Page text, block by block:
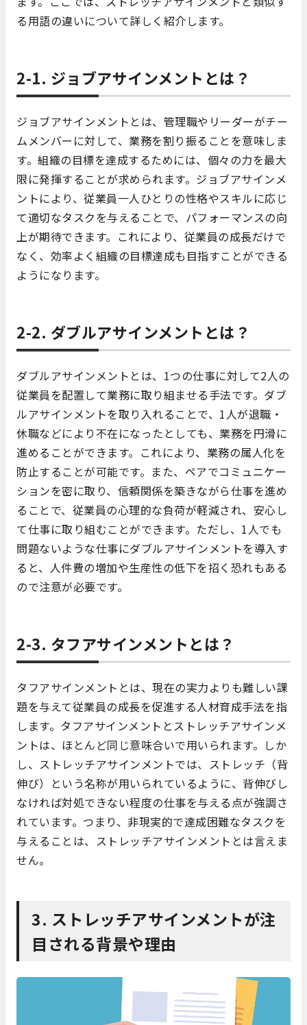
る用語の違いについて詳しく紹介します。
2-1. ジョブアサインメントとは？
ジョブアサインメントとは、管理職やリーダーがチー
ムメンバーに対して、業務を割り振ることを意味しま
す。組織の目標を達成するためには、個々の力を最大
限に発揮することが求められます。ジョブアサインメ
ントにより、従業員一人ひとりの性格やスキルに応じ
て適切なタスクを与えることで、パフォーマンスの向
上が期待できます。これにより、従業員の成長だけで
なく、効率よく組織の目標達成も目指すことができる
ようになります。
2-2. ダブルアサインメントとは？
ダブルアサインメントとは、1つの仕事に対して2人の
従業員を配置して業務に取り組ませる手法です。ダブ
ルアサインメントを取り入れることで、1人が退職・
休職などにより不在になったとしても、業務を円滑に
進めることができます。これにより、業務の属人化を
防止することが可能です。また、ペアでコミュニケー
ションを密に取り、信頼関係を築きながら仕事を進め
ることで、従業員の心理的な負荷が軽減され、安心し
て仕事に取り組むことができます。ただし、1人でも
問題ないような仕事にダブルアサインメントを導入す
ると、人件費の増加や生産性の低下を招く恐れもある
ので注意が必要です。
2-3. タフアサインメントとは？
タフアサインメントとは、現在の実力よりも難しい課
題を与えて従業員の成長を促進する人材育成手法を指
します。タフアサインメントとストレッチアサインメ
ントは、ほとんど同じ意味合いで用いられます。しか
し、ストレッチアサインメントでは、ストレッチ（背
伸び）という名称が用いられているように、背伸びし
なければ対処できない程度の仕事を与える点が強調さ
れています。つまり、非現実的で達成困難なタスクを
与えることは、ストレッチアサインメントとは言えま
せん。
3. ストレッチアサインメントが注
目される背景や理由